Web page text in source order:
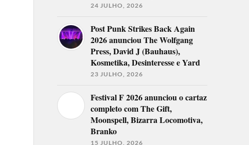
24 JULHO, 2026
Post Punk Strikes Back Again
2026 anunciou The Wolfgang
Press, David J (Bauhaus),
Kosmetika, Desinteresse e Yard
23 JULHO, 2026
Festival F 2026 anunciou o cartaz
completo com The Gift,
Moonspell, Bizarra Locomotiva,
Branko
15 JULHO, 2026